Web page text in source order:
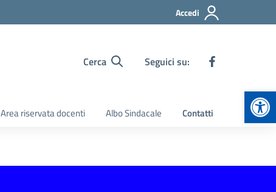
Accedi
Cerca Seguici su:
Area riservata docenti Albo Sindacale Contatti